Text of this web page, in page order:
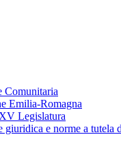
Comunitaria
Emilia-Romagna
Legislatura
giuridica e norme a tutela